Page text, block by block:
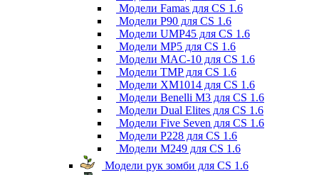
Модели Famas для CS 1.6
Модели P90 для CS 1.6
Модели UMP45 для CS 1.6
Модели MP5 для CS 1.6
Модели MAC-10 для CS 1.6
Модели TMP для CS 1.6
Модели XM1014 для CS 1.6
Модели Benelli M3 для CS 1.6
Модели Dual Elites для CS 1.6
Модели Five Seven для CS 1.6
Модели P228 для CS 1.6
Модели M249 для CS 1.6
Модели рук зомби для CS 1.6